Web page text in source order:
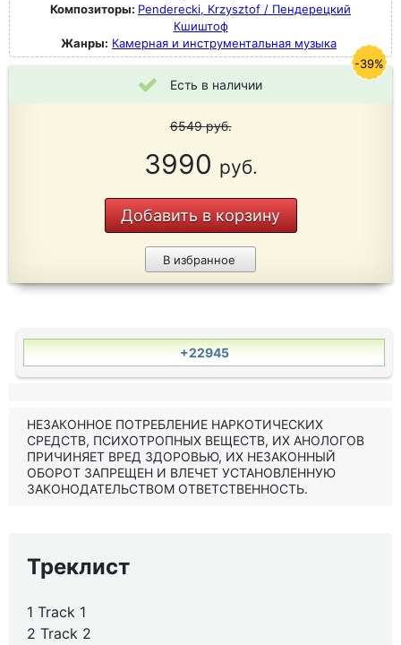
Композиторы: Penderecki, Krzysztof / Пендерецкий
Кшиштоф
Жанры: Камерная и инструментальная музыка
Есть в наличии
6549руб.
3990 руб.
Добавить в корзину
В избранное
-39%
+22945
НЕЗАКОННОЕ ПОТРЕБЛЕНИЕ НАРКОТИЧЕСКИХ
СРЕДСТВ, ПСИХОТРОПНЫХ ВЕЩЕСТВ, ИХ АНОЛОГОВ
ПРИЧИНЯЕТ ВРЕД ЗДОРОВЬЮ, ИХ НЕЗАКОННЫЙ
ОБОРОТ ЗАПРЕЩЕН И ВЛЕЧЕТ УСТАНОВЛЕННУЮ
ЗАКОНОДАТЕЛЬСТВОМ ОТВЕТСТВЕННОСТЬ.
Треклист
1 Track 1
2 Track 2